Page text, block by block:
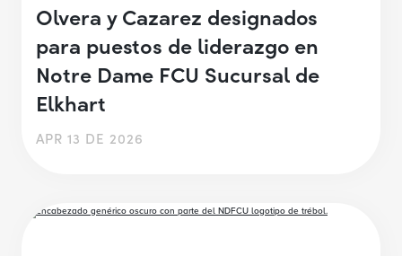
Olvera y Cazarez designados
para puestos de liderazgo en
Notre Dame FCU Sucursal de
Elkhart
APR 13 DE 2026